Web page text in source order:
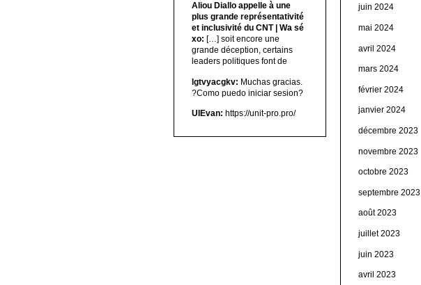
Aliou Diallo appelle à une
plus grande représentativité
et inclusivité du CNT | Wa sé
xo: […] soit encore une
grande déception, certains
leaders politiques font de
lgtvyacgkv: Muchas gracias.
?Como puedo iniciar sesion?
UIEvan: https://unit-pro.pro/
juin 2024
mai 2024
avril 2024
mars 2024
février 2024
janvier 2024
décembre 2023
novembre 2023
octobre 2023
septembre 2023
août 2023
juillet 2023
juin 2023
avril 2023